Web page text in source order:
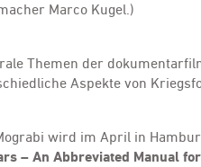
Marco Kugel.)
Themen der
Aspekte von
wird im April in
– An Abbreviated Manual